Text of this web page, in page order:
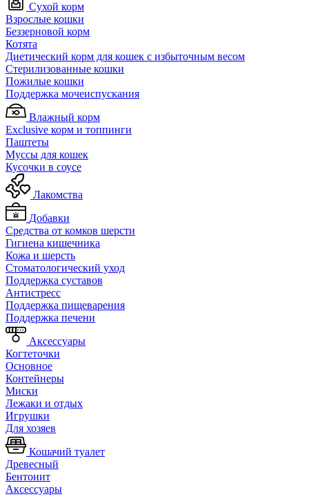
Сухой корм
Взрослые кошки
Беззерновой корм
Котята
Диетический корм для кошек с избыточным весом
Стерилизованные кошки
Пожилые кошки
Поддержка мочеиспускания
Влажный корм
Exclusive корм и топпинги
Паштеты
Муссы для кошек
Кусочки в соусе
Лакомства
Добавки
Средства от комков шерсти
Гигиена кишечника
Кожа и шерсть
Cтоматологический уход
Поддержка суставов
Антистресс
Поддержка пищеварения
Поддержка печени
Аксессуары
Когтеточки
Основное
Контейнеры
Миски
Лежаки и отдых
Игрушки
Для хозяев
Кошачий туалет
Древесный
Бентонит
Аксессуары